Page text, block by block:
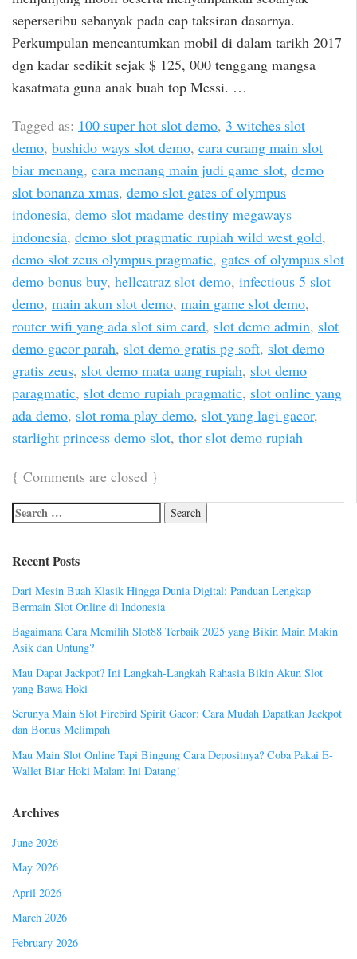
seperseribu sebanyak pada cap taksiran dasarnya.
Perkumpulan mencantumkan mobil di dalam tarikh 2017
dgn kadar sedikit sejak $ 125, 000 tenggang mangsa
kasatmata guna anak buah top Messi. …
Tagged as: 100 super hot slot demo, 3 witches slot
demo, bushido ways slot demo, cara curang main slot
biar menang, cara menang main judi game slot, demo
slot bonanza xmas, demo slot gates of olympus
indonesia, demo slot madame destiny megaways
indonesia, demo slot pragmatic rupiah wild west gold,
demo slot zeus olympus pragmatic, gates of olympus slot
demo bonus buy, hellcatraz slot demo, infectious 5 slot
demo, main akun slot demo, main game slot demo,
router wifi yang ada slot sim card, slot demo admin, slot
demo gacor parah, slot demo gratis pg soft, slot demo
gratis zeus, slot demo mata uang rupiah, slot demo
paragmatic, slot demo rupiah pragmatic, slot online yang
ada demo, slot roma play demo, slot yang lagi gacor,
starlight princess demo slot, thor slot demo rupiah
{ Comments are closed }
Recent Posts
Dari Mesin Buah Klasik Hingga Dunia Digital: Panduan Lengkap
Bermain Slot Online di Indonesia
Bagaimana Cara Memilih Slot88 Terbaik 2025 yang Bikin Main Makin
Asik dan Untung?
Mau Dapat Jackpot? Ini Langkah-Langkah Rahasia Bikin Akun Slot
yang Bawa Hoki
Serunya Main Slot Firebird Spirit Gacor: Cara Mudah Dapatkan Jackpot
dan Bonus Melimpah
Mau Main Slot Online Tapi Bingung Cara Depositnya? Coba Pakai E-
Wallet Biar Hoki Malam Ini Datang!
Archives
June 2026
May 2026
April 2026
March 2026
February 2026